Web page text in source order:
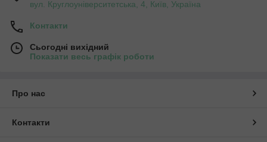
вул. Круглоуніверситетська, 4, Київ, Україна
Контакти
Сьогодні вихідний
Показати весь графік роботи
Про нас
Контакти